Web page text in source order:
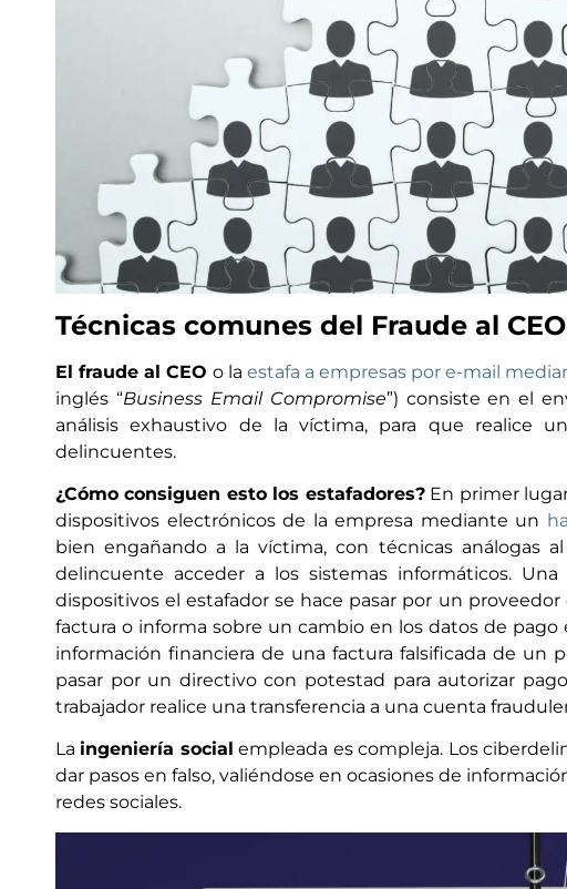
Técnicas comunes del Fraude al CEO
El fraude al CEO o la estafa a empresas por e-mail
inglés “Business Email Compromise”) consiste en el
análisis exhaustivo de la víctima, para que realice
delincuentes.
¿Cómo consiguen esto los estafadores? En primer
dispositivos electrónicos de la empresa mediante un
bien engañando a la víctima, con técnicas análogas al
delincuente acceder a los sistemas informáticos.
dispositivos el estafador se hace pasar por un
factura o informa sobre un cambio en los datos de
información financiera de una factura falsificada de un
pasar por un directivo con potestad para autorizar
trabajador realice una transferencia a una cuenta
Laingeniería social empleada es compleja. Los
dar pasos en falso, valiéndose en ocasiones de
redes sociales.